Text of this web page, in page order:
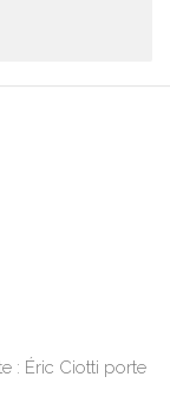
: Éric Ciotti porte